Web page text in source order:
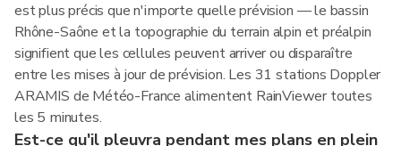
est plus précis que n'importe quelle prévision — le bassin
Rhône-Saône et la topographie du terrain alpin et préalpin
signifient que les cellules peuvent arriver ou disparaître
entre les mises à jour de prévision. Les 31 stations Doppler
ARAMIS de Météo-France alimentent RainViewer toutes
les 5 minutes.
Est-ce qu'il pleuvra pendant mes plans en plein